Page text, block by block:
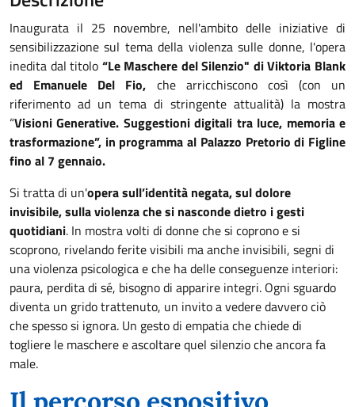
Inaugurata il 25 novembre, nell'ambito delle iniziative di
sensibilizzazione sul tema della violenza sulle donne, l'opera
inedita dal titolo “Le Maschere del Silenzio" di Viktoria Blank
ed Emanuele Del Fio, che arricchiscono così (con un
riferimento ad un tema di stringente attualità) la mostra
“Visioni Generative. Suggestioni digitali tra luce, memoria e
trasformazione”, in programma al Palazzo Pretorio di Figline
fino al 7 gennaio.
Si tratta di un'opera sull’identità negata, sul dolore
invisibile, sulla violenza che si nasconde dietro i gesti
quotidiani. In mostra volti di donne che si coprono e si
scoprono, rivelando ferite visibili ma anche invisibili, segni di
una violenza psicologica e che ha delle conseguenze interiori:
paura, perdita di sé, bisogno di apparire integri. Ogni sguardo
diventa un grido trattenuto, un invito a vedere davvero ciò
che spesso si ignora. Un gesto di empatia che chiede di
togliere le maschere e ascoltare quel silenzio che ancora fa
male.